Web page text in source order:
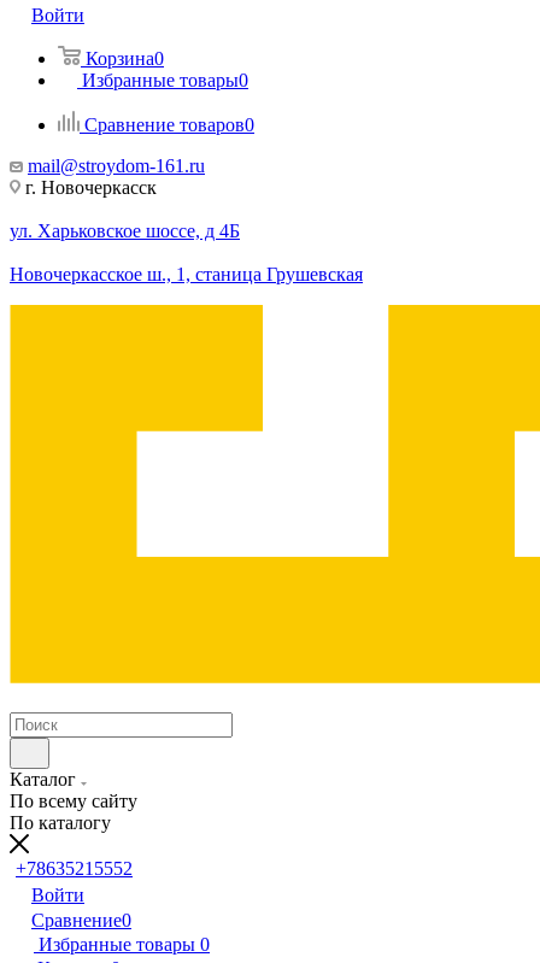
Войти
Корзина0
Избранные товары0
Сравнение товаров0
mail@stroydom-161.ru
г. Новочеркасск
ул. Харьковское шоссе, д 4Б
Новочеркасское ш., 1, станица Грушевская
Каталог
По всему сайту
По каталогу
+78635215552
Войти
Сравнение0
Избранные товары 0